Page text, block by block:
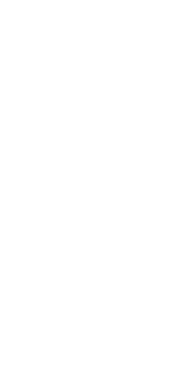
análisis de tus hábitos de
funcionamiento de las distintas
Después de aceptar, no